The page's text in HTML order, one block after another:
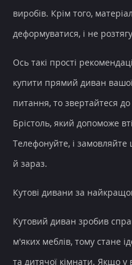
виробів. Крім того,
деформуватися, і не
Ось такі прості
купити прямий диван
питання, то звертайтеся
Брістоль, який допоможе
Телефонуйте, і
й зараз.
Кутові дивани за
Кутовий диван зробив
м'яких меблів, тому стане
та дитячої кімнати. Якщо у